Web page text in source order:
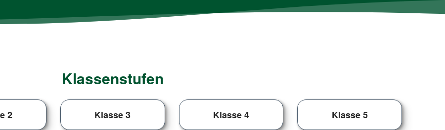
Klassenstufen
2 Klasse 3 Klasse 4 Klasse 5